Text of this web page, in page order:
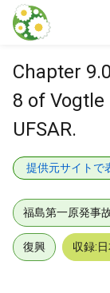
本文に飛ぶ
Chapter
8 of
UFSAR.
提供元サイトで
福島第一原発事
復興 収録: